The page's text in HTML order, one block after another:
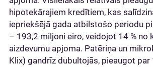
hipotekārajiem kredītiem, kas
iepriekšējā gada atbilstošo periodu
– 193,2 miljoni eiro, veidojot 14 % no
aizdevumu apjoma. Patēriņa un
Klix) gandrīz dubultojās, pieaugot par